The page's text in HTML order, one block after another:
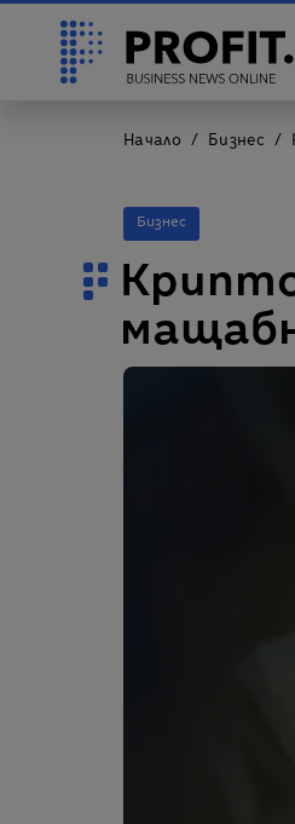
Начало Бизнес
Бизнес